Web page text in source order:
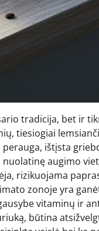
tradicija, bet ir
tiesiogiai
ištįsta
augimo
rizikuojama
zonoje yra
vitaminų ir
būtina